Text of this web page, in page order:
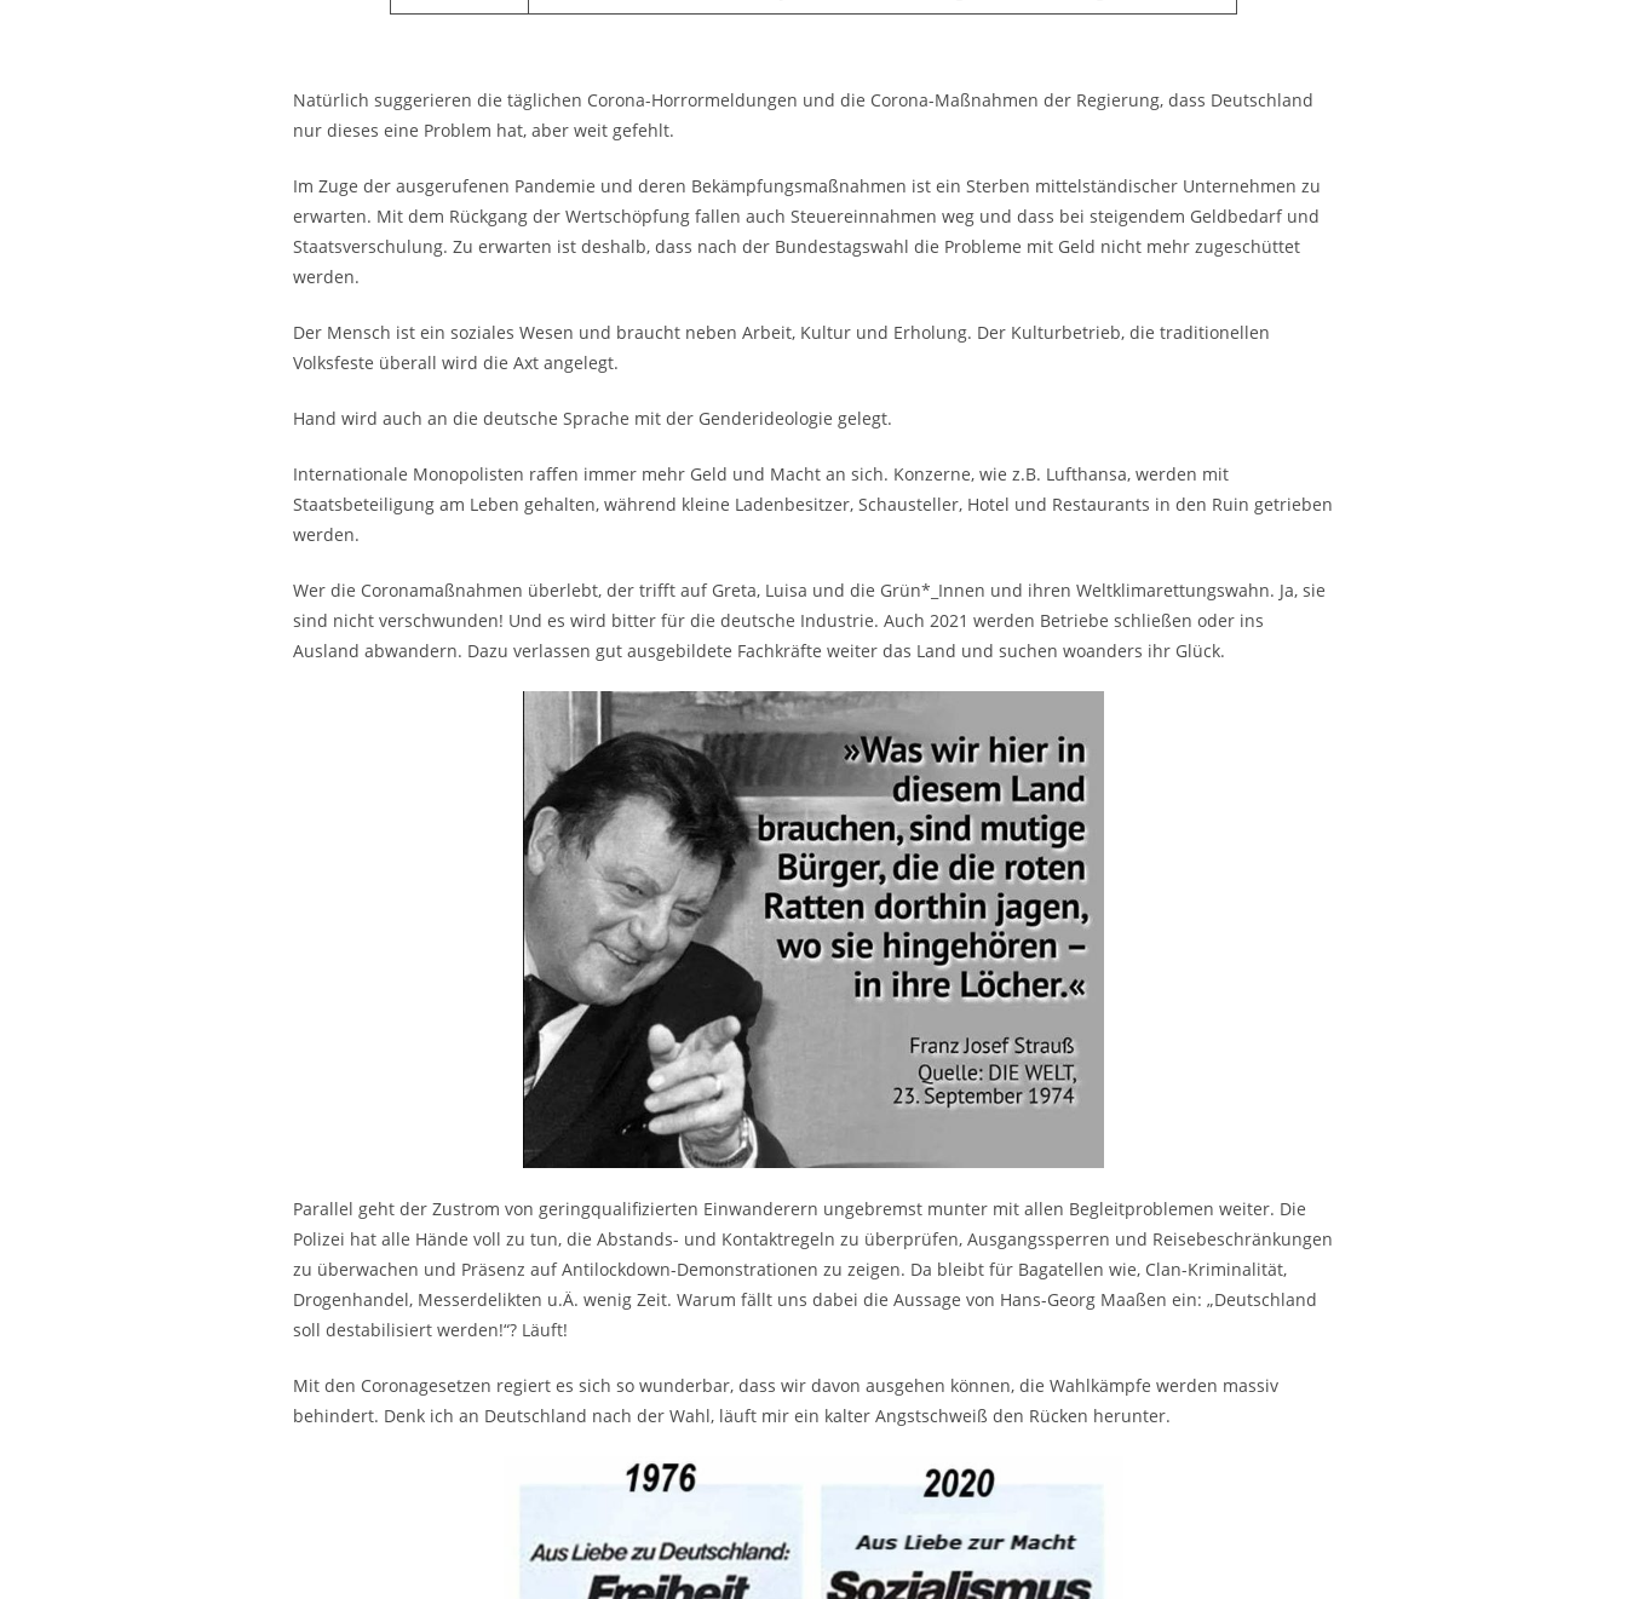
Natürlich suggerieren die täglichen Corona-Horrormeldungen und die Corona-Maßnahmen der Regierung, dass Deutschland
nur dieses eine Problem hat, aber weit gefehlt.
Im Zuge der ausgerufenen Pandemie und deren Bekämpfungsmaßnahmen ist ein Sterben mittelständischer Unternehmen zu
erwarten. Mit dem Rückgang der Wertschöpfung fallen auch Steuereinnahmen weg und dass bei steigendem Geldbedarf und
Staatsverschulung. Zu erwarten ist deshalb, dass nach der Bundestagswahl die Probleme mit Geld nicht mehr zugeschüttet
werden.
Der Mensch ist ein soziales Wesen und braucht neben Arbeit, Kultur und Erholung. Der Kulturbetrieb, die traditionellen
Volksfeste überall wird die Axt angelegt.
Hand wird auch an die deutsche Sprache mit der Genderideologie gelegt.
Internationale Monopolisten raffen immer mehr Geld und Macht an sich. Konzerne, wie z.B. Lufthansa, werden mit
Staatsbeteiligung am Leben gehalten, während kleine Ladenbesitzer, Schausteller, Hotel und Restaurants in den Ruin getrieben
werden.
Wer die Coronamaßnahmen überlebt, der trifft auf Greta, Luisa und die Grün*_Innen und ihren Weltklimarettungswahn. Ja, sie
sind nicht verschwunden! Und es wird bitter für die deutsche Industrie. Auch 2021 werden Betriebe schließen oder ins
Ausland abwandern. Dazu verlassen gut ausgebildete Fachkräfte weiter das Land und suchen woanders ihr Glück.
Parallel geht der Zustrom von geringqualifizierten Einwanderern ungebremst munter mit allen Begleitproblemen weiter. Die
Polizei hat alle Hände voll zu tun, die Abstands- und Kontaktregeln zu überprüfen, Ausgangssperren und Reisebeschränkungen
zu überwachen und Präsenz auf Antilockdown-Demonstrationen zu zeigen. Da bleibt für Bagatellen wie, Clan-Kriminalität,
Drogenhandel, Messerdelikten u.Ä. wenig Zeit. Warum fällt uns dabei die Aussage von Hans-Georg Maaßen ein: „Deutschland
soll destabilisiert werden!“? Läuft!
Mit den Coronagesetzen regiert es sich so wunderbar, dass wir davon ausgehen können, die Wahlkämpfe werden massiv
behindert. Denk ich an Deutschland nach der Wahl, läuft mir ein kalter Angstschweiß den Rücken herunter.